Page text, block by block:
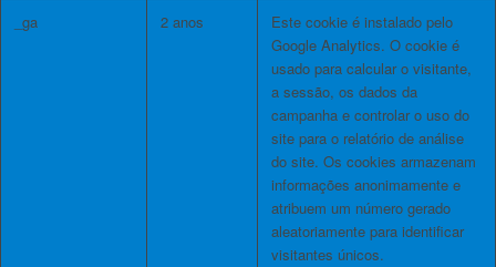
_ga 2 anos
Este cookie é instalado pelo
Google Analytics. O cookie é
usado para calcular o visitante,
a sessão, os dados da
campanha e controlar o uso do
site para o relatório de análise
do site. Os cookies armazenam
informações anonimamente e
atribuem um número gerado
aleatoriamente para identificar
visitantes únicos.